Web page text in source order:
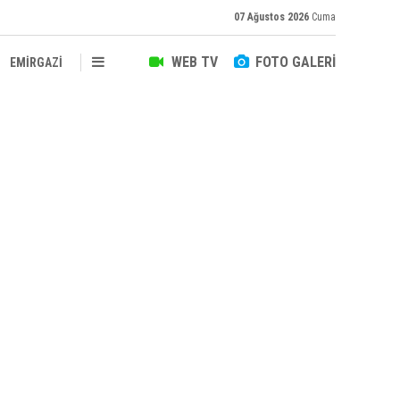
07 Ağustos 2026 Cuma
WEB TV FOTO GALERİ
EMİRGAZİ